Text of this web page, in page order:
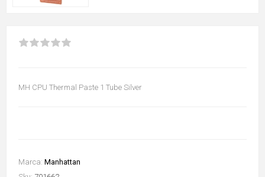
MH CPU Thermal Paste 1 Tube Silver
Marca: Manhattan